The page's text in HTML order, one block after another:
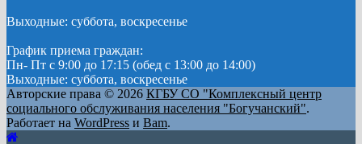
Выходные: суббота, воскресенье
График приема граждан:
Пн- Пт с 9:00 до 17:15 (обед с 13:00 до 14:00)
Выходные: суббота, воскресенье
Авторские права © 2026 КГБУ СО "Комплексный центр
социального обслуживания населения "Богучанский".
Работает на WordPress и Bam.